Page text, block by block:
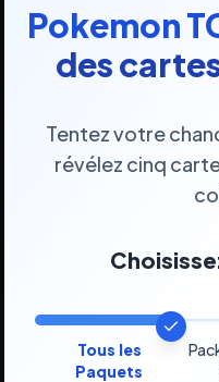
Pokemon
des
Tentez votre
révélez cinq
Tous les
Paquets